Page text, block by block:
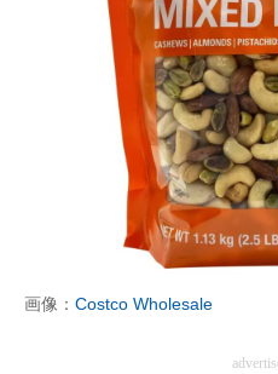
企業ITのトレンドを詳説
経営リーダーのコミュニティ
マーケ×ITの今がよく分かる
ITエンジニア向け専門サイト
企業向けIT製品の総合サイト
画像： Costco Wholesale